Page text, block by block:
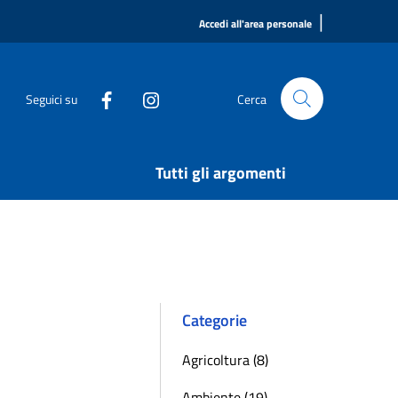
Accedi all'area personale |
Seguici su Cerca
Tutti gli argomenti
Categorie
Agricoltura (8)